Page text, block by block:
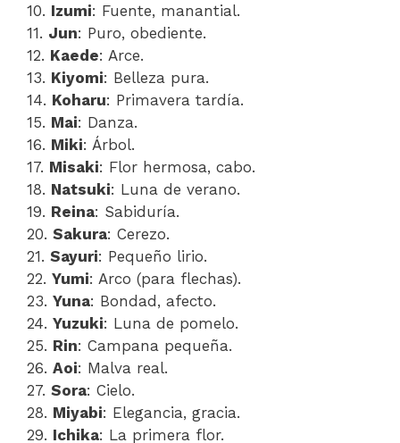
10. Izumi: Fuente, manantial.
11. Jun: Puro, obediente.
12. Kaede: Arce.
13. Kiyomi: Belleza pura.
14. Koharu: Primavera tardía.
15. Mai: Danza.
16. Miki: Árbol.
17. Misaki: Flor hermosa, cabo.
18. Natsuki: Luna de verano.
19. Reina: Sabiduría.
20. Sakura: Cerezo.
21. Sayuri: Pequeño lirio.
22. Yumi: Arco (para flechas).
23. Yuna: Bondad, afecto.
24. Yuzuki: Luna de pomelo.
25. Rin: Campana pequeña.
26. Aoi: Malva real.
27. Sora: Cielo.
28. Miyabi: Elegancia, gracia.
29. Ichika: La primera flor.